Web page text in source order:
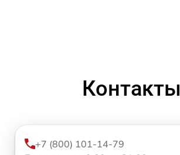
Контакты
+7 (800) 101-14-79